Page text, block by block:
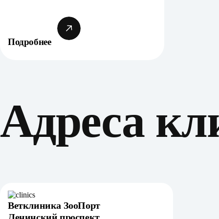
Подробнее
Адреса
Ветклиника ЗооПорт